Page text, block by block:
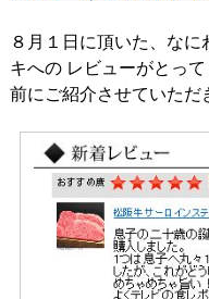
８月１日に頂いた、な
キへの レビューがとっ
前にご紹介させていただ